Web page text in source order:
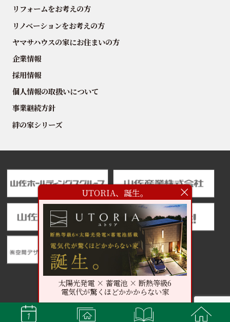
リフォームをお考えの方
リノベーションをお考えの方
ヤマサハウスの家にお住まいの方
企業情報
採用情報
個人情報の取扱いについて
事業継続方針
絆の家シリーズ
UTORIA、誕生。
太陽光発電 × 蓄電池 × 断熱等級6
電気代が驚くほどかかからない家